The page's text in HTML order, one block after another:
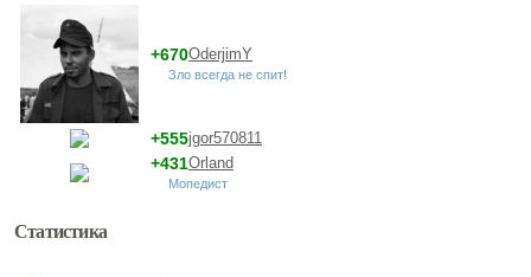
OderjimY
+670
Зло всегда не спит!
jgor570811
+555
Orland
+431
Мопедист
Статистика